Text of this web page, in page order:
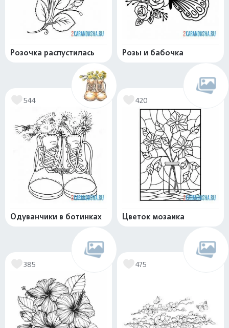
Розочка распустилась Розы и бабочка
544
Одуванчики в ботинках
420
Цветок мозаика
385 475